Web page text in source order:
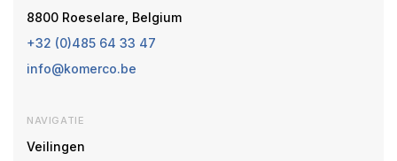
8800 Roeselare, Belgium
+32 (0)485 64 33 47
info@komerco.be
NAVIGATIE
Veilingen